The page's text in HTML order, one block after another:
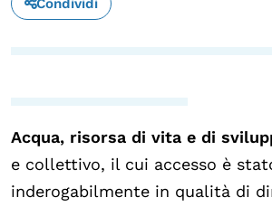
Condividi
Acqua, risorsa di vita e di
e collettivo, il cui accesso è
inderogabilmente in qualità di